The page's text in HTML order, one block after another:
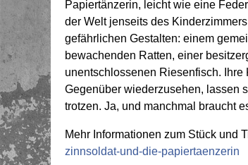
Papiertänzerin, leicht wie eine
der Welt jenseits des
gefährlichen Gestalten: einem
bewachenden Ratten, einer
unentschlossenen Riesenfisch.
Gegenüber wiederzusehen, lassen
trotzen. Ja, und manchmal braucht
Mehr Informationen zum Stück und
zinnsoldat-und-die-papiertaenzerin